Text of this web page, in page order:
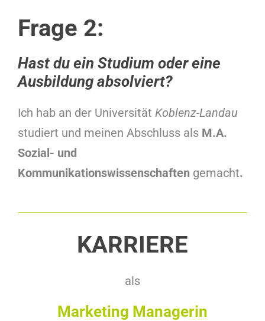
Frage 2:
Hast du ein Studium oder eine
Ausbildung absolviert?
Ich hab an der Universität Koblenz-Landau
studiert und meinen Abschluss als M.A.
Sozial- und
Kommunikationswissenschaften gemacht.
KARRIERE
als
Marketing Managerin